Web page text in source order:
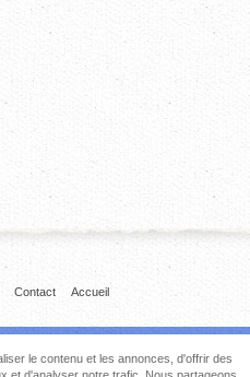
Accueil
Contact
le contenu et les annonces, d'offrir des